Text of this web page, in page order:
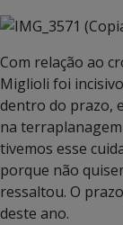
Com relação ao
Miglioli foi
dentro do prazo,
na
tivemos esse
porque não
ressaltou. O
deste ano.